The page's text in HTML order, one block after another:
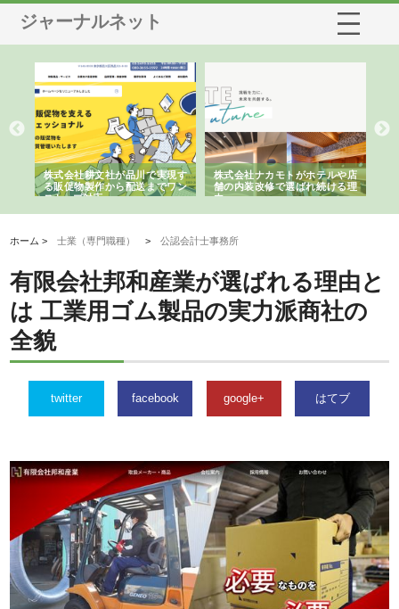
ジャーナルネット
株式会社耕文社が品川で実現す
る販促物製作から配送までワン
ストップ対応
株式会社ナカモトがホテルや店
舗の内装改修で選ばれ続ける理
由
ホーム >士業（専門職種） >公認会計士事務所
有限会社邦和産業が選ばれる理由と
は 工業用ゴム製品の実力派商社の
全貌
twitter facebook google+ はてブ